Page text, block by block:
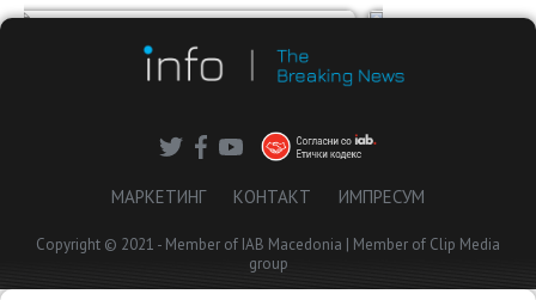
МАРКЕТИНГ КОНТАКТ ИМПРЕСУМ
Copyright © 2021 - Member of IAB Macedonia | Member of Clip Media
group